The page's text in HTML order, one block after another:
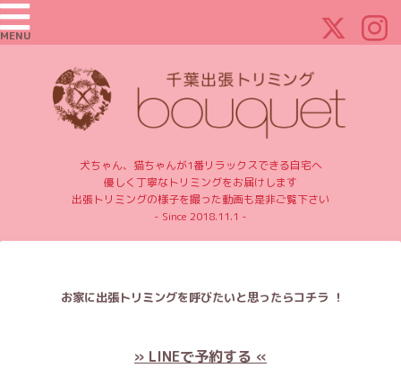
MENU
犬ちゃん、猫ちゃんが1番リラックスできる自宅へ
優しく丁寧なトリミングをお届けします
出張トリミングの様子を撮った動画も是非ご覧下さい
- Since 2018.11.1 -
お家に出張トリミングを呼びたいと思ったらコチラ ！
» LINEで予約する «